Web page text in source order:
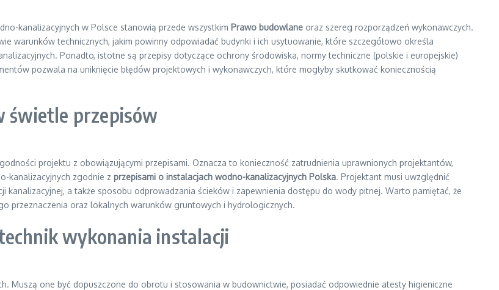
kanalizacyjnych w Polsce stanowią przede wszystkim Prawo budowlane oraz szereg rozporządzeń wykonawczych.
warunków technicznych, jakim powinny odpowiadać budynki i ich usytuowanie, które szczegółowo określa
Ponadto, istotne są przepisy dotyczące ochrony środowiska, normy techniczne (polskie i europejskie)
pozwala na uniknięcie błędów projektowych i wykonawczych, które mogłyby skutkować koniecznością
świetle przepisów
projektu z obowiązującymi przepisami. Oznacza to konieczność zatrudnienia uprawnionych projektantów,
kanalizacyjnych zgodnie z przepisami o instalacjach wodno-kanalizacyjnych Polska. Projektant musi uwzględnić
kanalizacyjnej, a także sposobu odprowadzania ścieków i zapewnienia dostępu do wody pitnej. Warto pamiętać, że
przeznaczenia oraz lokalnych warunków gruntowych i hydrologicznych.
wykonania instalacji
Muszą one być dopuszczone do obrotu i stosowania w budownictwie, posiadać odpowiednie atesty higieniczne